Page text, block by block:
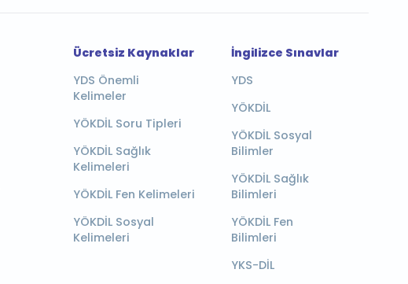
Ücretsiz Kaynaklar
YDS Önemli
Kelimeler
YÖKDİL Soru Tipleri
YÖKDİL Sağlık
Kelimeleri
YÖKDİL Fen Kelimeleri
YÖKDİL Sosyal
Kelimeleri
İngilizce Sınavlar
YDS
YÖKDİL
YÖKDİL Sosyal
Bilimler
YÖKDİL Sağlık
Bilimleri
YÖKDİL Fen
Bilimleri
YKS-DİL